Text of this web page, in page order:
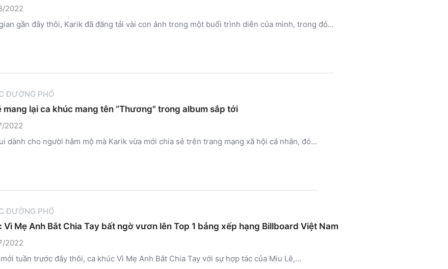
2022
gần đây thôi, Karik đã đăng tải vài con ảnh trong một buổi trình diễn của mình, trong đó...
ĐƯỜNG PHỐ
mang lại ca khúc mang tên “Thương" trong album sắp tới
2022
dành cho người hâm mộ mà Karik vừa mới chia sẻ trên trang mạng xã hội cá nhân, đó...
ĐƯỜNG PHỐ
Vì Mẹ Anh Bắt Chia Tay bất ngờ vươn lên Top 1 bảng xếp hạng Billboard Việt Nam
2022
tuần trước đây thôi, ca khúc Vì Mẹ Anh Bắt Chia Tay với sự hợp tác của Miu Lê,...